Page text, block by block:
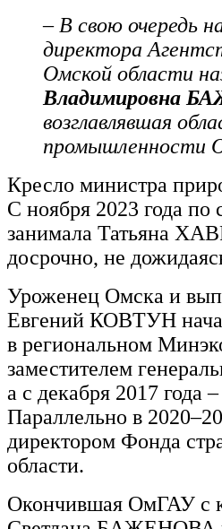
– В свою очередь
директора
Омской области
Владимировна
возглавлявшая
промышленности
Кресло министра
С ноября 2023 года по
занимала Татьяна
досрочно, не
Уроженец Омска и
Евгений КОВТУН
в региональном
заместителем
а с декабря 2017 года
Параллельно в
директором Фонда
области.
Окончившая ОмГАУ с